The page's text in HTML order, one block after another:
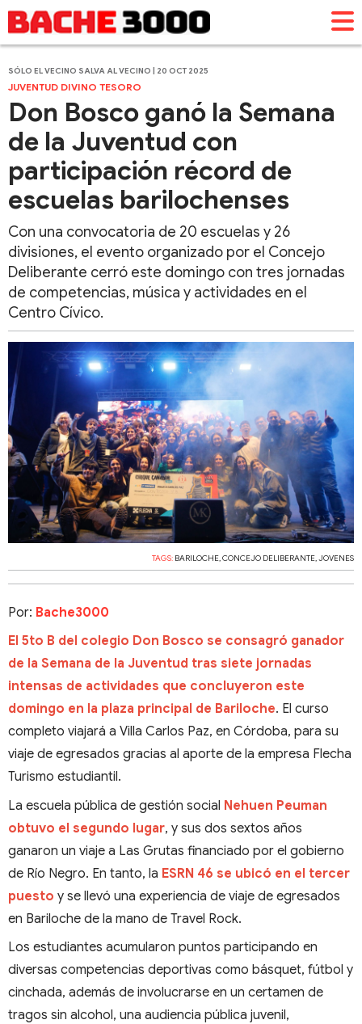
SÓLO EL VECINO SALVA AL VECINO | 20 OCT 2025
JUVENTUD DIVINO TESORO
Don Bosco ganó la Semana
de la Juventud con
participación récord de
escuelas barilochenses
Con una convocatoria de 20 escuelas y 26
divisiones, el evento organizado por el Concejo
Deliberante cerró este domingo con tres jornadas
de competencias, música y actividades en el
Centro Cívico.
TAGS: BARILOCHE,CONCEJO DELIBERANTE,JOVENES
Por: Bache3000
El 5to B del colegio Don Bosco se consagró ganador
de la Semana de la Juventud tras siete jornadas
intensas de actividades que concluyeron este
domingo en la plaza principal de Bariloche. El curso
completo viajará a Villa Carlos Paz, en Córdoba, para su
viaje de egresados gracias al aporte de la empresa Flecha
Turismo estudiantil.
La escuela pública de gestión social Nehuen Peuman
obtuvo el segundo lugar, y sus dos sextos años
ganaron un viaje a Las Grutas financiado por el gobierno
de Río Negro. En tanto, la ESRN 46 se ubicó en el tercer
puesto y se llevó una experiencia de viaje de egresados
en Bariloche de la mano de Travel Rock.
Los estudiantes acumularon puntos participando en
diversas competencias deportivas como básquet, fútbol y
cinchada, además de involucrarse en un certamen de
tragos sin alcohol, una audiencia pública juvenil,